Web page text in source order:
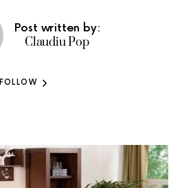
Post written by:
Claudiu Pop
FOLLOW